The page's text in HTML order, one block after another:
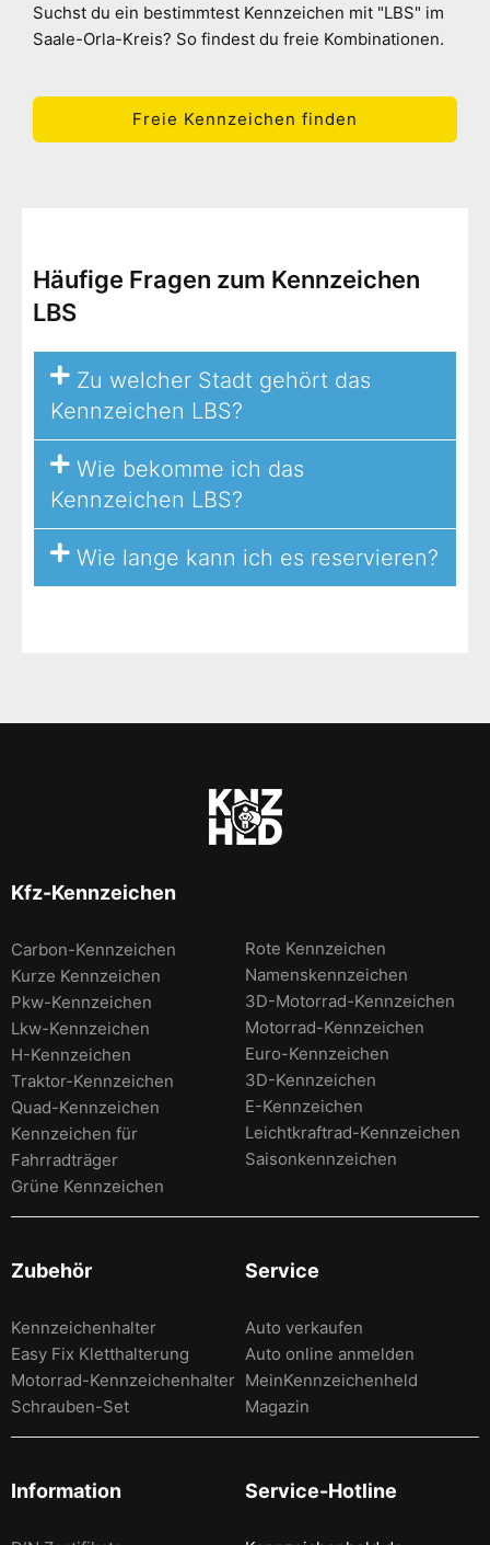
Suchst du ein bestimmtest Kennzeichen mit "LBS" im
Saale-Orla-Kreis? So findest du freie Kombinationen.
Freie Kennzeichen finden
Häufige Fragen zum Kennzeichen
LBS
Zu welcher Stadt gehört das
Kennzeichen LBS?
Wie bekomme ich das
Kennzeichen LBS?
Wie lange kann ich es reservieren?
Kfz-Kennzeichen
Carbon-Kennzeichen
Kurze Kennzeichen
Pkw-Kennzeichen
Lkw-Kennzeichen
H-Kennzeichen
Traktor-Kennzeichen
Quad-Kennzeichen
Kennzeichen für
Fahrradträger
Grüne Kennzeichen
Rote Kennzeichen
Namenskennzeichen
3D-Motorrad-Kennzeichen
Motorrad-Kennzeichen
Euro-Kennzeichen
3D-Kennzeichen
E-Kennzeichen
Leichtkraftrad-Kennzeichen
Saisonkennzeichen
Zubehör
Kennzeichenhalter
Easy Fix Kletthalterung
Motorrad-Kennzeichenhalter
Schrauben-Set
Service
Auto verkaufen
Auto online anmelden
MeinKennzeichenheld
Magazin
Information Service-Hotline